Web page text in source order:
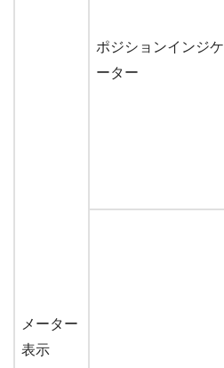
メーター
表示
ポジションインジケ
ーター